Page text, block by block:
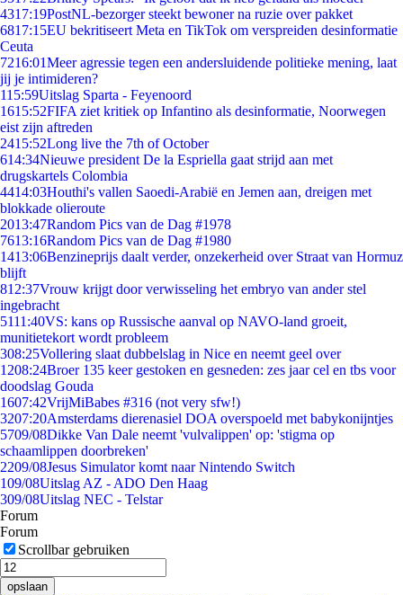
4317:19PostNL-bezorger steekt bewoner na ruzie over pakket
6817:15EU bekritiseert Meta en TikTok om verspreiden desinformatie
Ceuta
7216:01Meer agressie tegen een andersluidende politieke mening, laat
jij je intimideren?
115:59Uitslag Sparta - Feyenoord
1615:52FIFA ziet kritiek op Infantino als desinformatie, Noorwegen
eist zijn aftreden
2415:52Long live the 7th of October
614:34Nieuwe president De la Espriella gaat strijd aan met
drugskartels Colombia
4414:03Houthi's vallen Saoedi-Arabië en Jemen aan, dreigen met
blokkade olieroute
2013:47Random Pics van de Dag #1978
7613:16Random Pics van de Dag #1980
1413:06Benzineprijs daalt verder, onzekerheid over Straat van Hormuz
blijft
812:37Vrouw krijgt door verwisseling het embryo van ander stel
ingebracht
5111:40VS: kans op Russische aanval op NAVO-land groeit,
munitietekort wordt probleem
308:25Vollering slaat dubbelslag in Nice en neemt geel over
1208:24Broer 135 keer gestoken en gesneden: zes jaar cel en tbs voor
doodslag Gouda
1607:42VrijMiBabes #316 (not very sfw!)
3207:20Amsterdams dierenasiel DOA overspoeld met babykonijntjes
5709/08Dikke Van Dale neemt 'vulvalippen' op: 'stigma op
schaamlippen doorbreken'
2209/08Jesus Simulator komt naar Nintendo Switch
109/08Uitslag AZ - ADO Den Haag
309/08Uitslag NEC - Telstar
Forum
Forum
Scrollbar gebruiken
opslaan